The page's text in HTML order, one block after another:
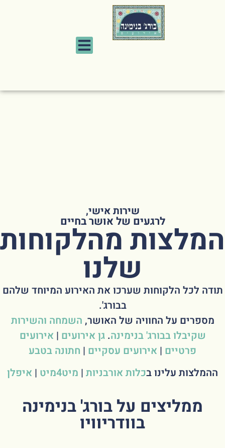
שירות אישי,
לרגעים של אושר בחיים
המלצות מהלקוחות
שלנו
תודה לכל הלקוחות שערכו את האירוע המיוחד שלהם
בבורג'.
מספרים על החוויה של האושר, השמחה והשירות
שקיבלו בבורג' בנימינה.גן אירועים | אירועים
פרטיים | אירועים עסקיים | חתונה בטבע
ההמלצות עלינו בכלות אורבניות | מיט4מיט | איפלן
ממליצים על בורג' בנימינה
בוודריוויו